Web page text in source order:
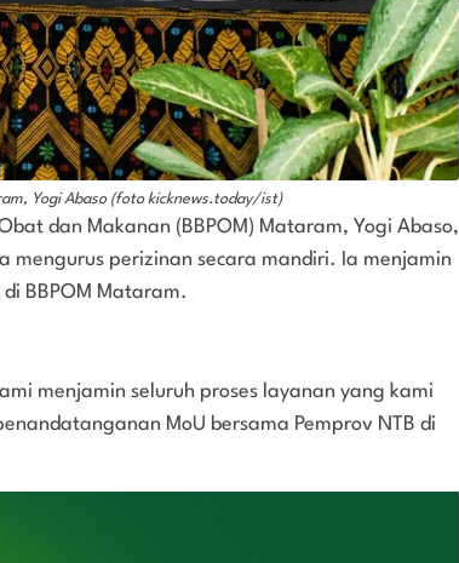
Yogi Abaso (foto kicknews.today/ist)
dan Makanan (BBPOM) Mataram, Yogi Abaso,
mengurus perizinan secara mandiri. Ia menjamin
BBPOM Mataram.
menjamin seluruh proses layanan yang kami
MoU bersama Pemprov NTB di